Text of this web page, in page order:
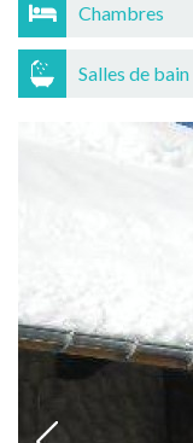
Chambres
Salles de bain